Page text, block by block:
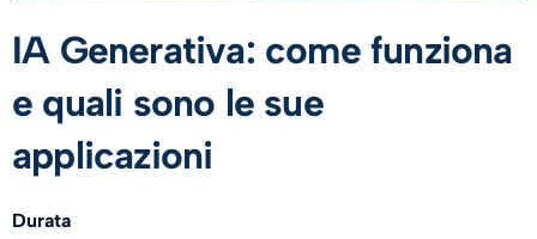
IA Generativa: come funziona
e quali sono le sue
applicazioni
Durata